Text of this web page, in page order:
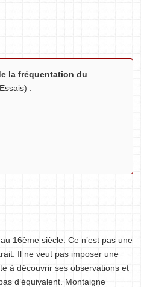
la fréquentation du
:
au 16ème siècle. Ce n’est pas une
Il ne veut pas imposer une
à découvrir ses observations et
d’équivalent. Montaigne